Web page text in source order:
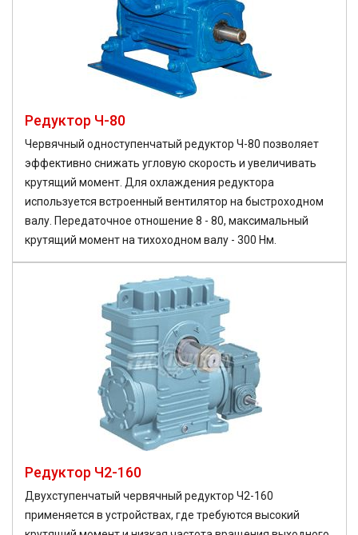
Редуктор Ч-80
Червячный одноступенчатый редуктор Ч-80 позволяет
эффективно снижать угловую скорость и увеличивать
крутящий момент. Для охлаждения редуктора
используется встроенный вентилятор на быстроходном
валу. Передаточное отношение 8 - 80, максимальный
крутящий момент на тихоходном валу - 300 Нм.
Редуктор Ч2-160
Двухступенчатый червячный редуктор Ч2-160
применяется в устройствах, где требуются высокий